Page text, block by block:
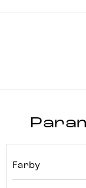
Farby